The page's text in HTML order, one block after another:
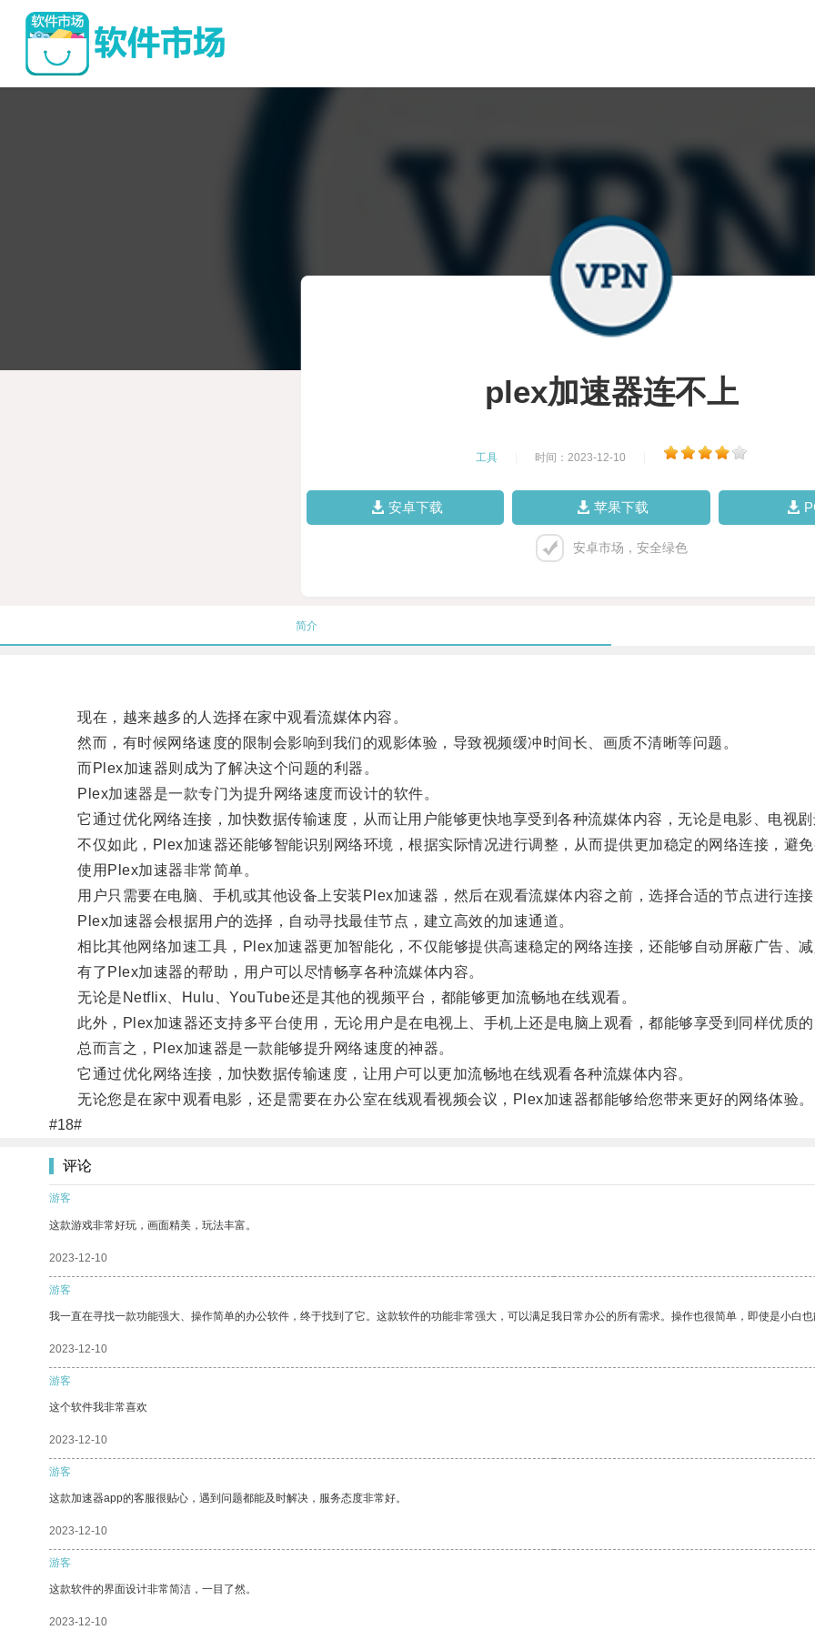
plex加速器连不上
工具 时间：2023-12-10
安卓下载 苹果下载
安卓市场，安全绿色
简介
现在，越来越多的人选择在家中观看流媒体内容。
然而，有时候网络速度的限制会影响到我们的观影体验，导致视频缓冲时间长、画质不清晰等问题。
而Plex加速器则成为了解决这个问题的利器。
Plex加速器是一款专门为提升网络速度而设计的软件。
它通过优化网络连接，加快数据传输速度，从而让用户能够更快地享受到各种流媒体内容，无论是电影、电视剧
不仅如此，Plex加速器还能够智能识别网络环境，根据实际情况进行调整，从而提供更加稳定的网络连接，避免
使用Plex加速器非常简单。
用户只需要在电脑、手机或其他设备上安装Plex加速器，然后在观看流媒体内容之前，选择合适的节点进行连接
Plex加速器会根据用户的选择，自动寻找最佳节点，建立高效的加速通道。
相比其他网络加速工具，Plex加速器更加智能化，不仅能够提供高速稳定的网络连接，还能够自动屏蔽广告、减
有了Plex加速器的帮助，用户可以尽情畅享各种流媒体内容。
无论是Netflix、Hulu、YouTube还是其他的视频平台，都能够更加流畅地在线观看。
此外，Plex加速器还支持多平台使用，无论用户是在电视上、手机上还是电脑上观看，都能够享受到同样优质的
总而言之，Plex加速器是一款能够提升网络速度的神器。
它通过优化网络连接，加快数据传输速度，让用户可以更加流畅地在线观看各种流媒体内容。
无论您是在家中观看电影，还是需要在办公室在线观看视频会议，Plex加速器都能够给您带来更好的网络体验。
#18#
评论
游客
这款游戏非常好玩，画面精美，玩法丰富。
2023-12-10
游客
我一直在寻找一款功能强大、操作简单的办公软件，终于找到了它。这款软件的功能非常强大，可以满足我日常办公的所有需求。操作也很简单，即使是小白也
2023-12-10
游客
这个软件我非常喜欢
2023-12-10
游客
这款加速器app的客服很贴心，遇到问题都能及时解决，服务态度非常好。
2023-12-10
游客
这款软件的界面设计非常简洁，一目了然。
2023-12-10